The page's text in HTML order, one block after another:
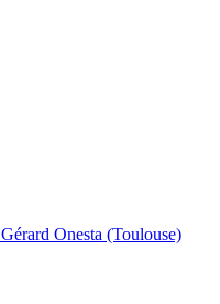
Onesta (Toulouse)